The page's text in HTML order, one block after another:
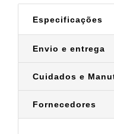
Especificações
Envio e entrega
Cuidados e
Fornecedores